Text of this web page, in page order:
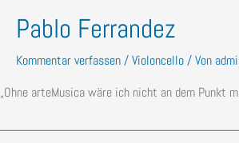
Pablo Ferrandez
Kommentar verfassen/Violoncello/ Von
„Ohne arteMusica wäre ich nicht an dem Punkt